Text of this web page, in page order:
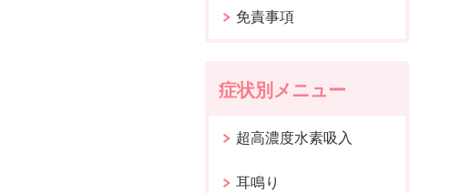
免責事項
症状別メニュー
超高濃度水素吸入
耳鳴り